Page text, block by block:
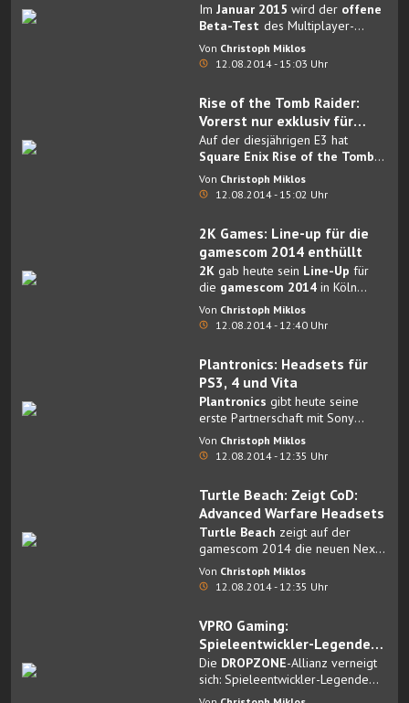
Im Januar 2015 wird der offene
Beta-Test des Multiplayer-
Shooters
Evolve exklusiv
Xbox Onebeginnen. Dies gab
gamescom-Pressekonferenz von
Microsoftbekannt.
Von Christoph Miklos
12.08.2014 - 15:03 Uhr
Rise of the Tomb Raider:
Vorerst nur exklusiv für
Xbox
Auf der diesjährigen E3 hat
Square Enix Rise of the Tomb
Raider , den Nachfolger des Tomb
Raider Reboots aus dem Jahr
Von Christoph Miklos
12.08.2014 - 15:02 Uhr
2K Games: Line-up für die
gamescom 2014 enthüllt
2K gab heute sein Line-Up für
die gamescom 2014 in Köln
bekannt.
Von Christoph Miklos
12.08.2014 - 12:40 Uhr
Plantronics: Headsets für
PS3, 4 und Vita
Plantronics gibt heute seine
erste Partnerschaft mit Sony
Computer Entertainment Europe
(SCEE) bekannt.
Von Christoph Miklos
12.08.2014 - 12:35 Uhr
Turtle Beach: Zeigt CoD:
Advanced Warfare Headsets
Turtle Beach zeigt auf der
gamescom 2014 die neuen Next-
Gen-Konsolen-Headsets, darunter
auch die „Call of Duty: Advanced
vorgestellt wird.
Von Christoph Miklos
12.08.2014 - 12:35 Uhr
VPRO Gaming:
Spieleentwickler-Legende
Chris Roberts beim
Dropzone-Stand
Die DROPZONE-Allianz verneigt
sich: Spieleentwickler-Legende
Chris Robertswird am